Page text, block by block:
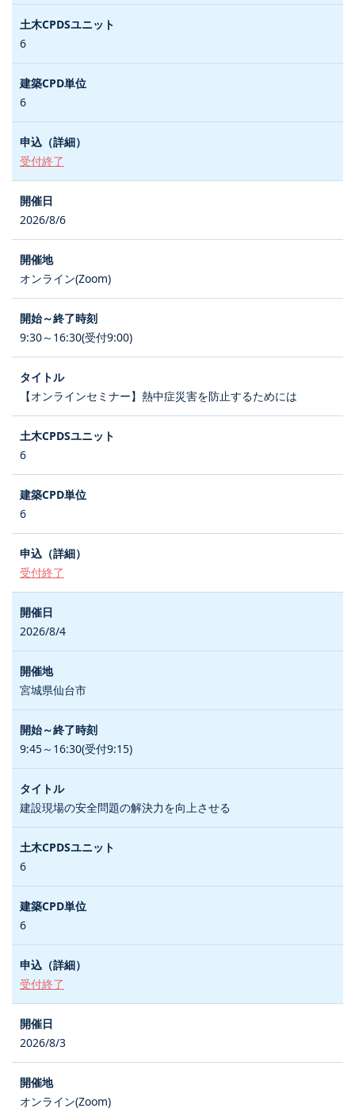
6
6
受付終了
2026/8/6
オンライン(Zoom)
9:30～16:30(受付9:00)
【オンラインセミナー】熱中症災害を防止するためには
6
6
受付終了
2026/8/4
宮城県仙台市
9:45～16:30(受付9:15)
建設現場の安全問題の解決力を向上させる
6
6
受付終了
2026/8/3
オンライン(Zoom)